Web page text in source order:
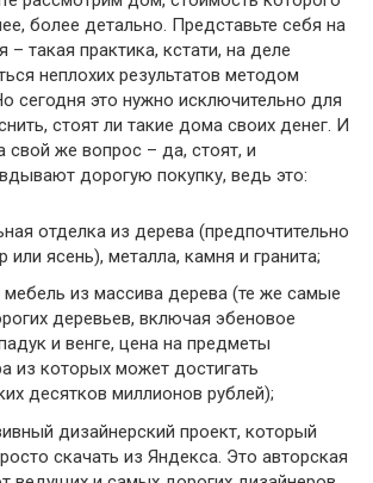
более детально. Представьте себя на
– такая практика, кстати, на деле
неплохих результатов методом
сегодня это нужно исключительно для
стоят ли такие дома своих денег. И
свой же вопрос – да, стоят, и
дорогую покупку, ведь это:
отделка из дерева (предпочтительно
или ясень), металла, камня и гранита;
из массива дерева (те же самые
деревьев, включая эбеновое
и венге, цена на предметы
из которых может достигать
десятков миллионов рублей);
дизайнерский проект, который
скачать из Яндекса. Это авторская